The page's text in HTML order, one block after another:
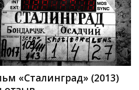
«Сталинград» (2013)